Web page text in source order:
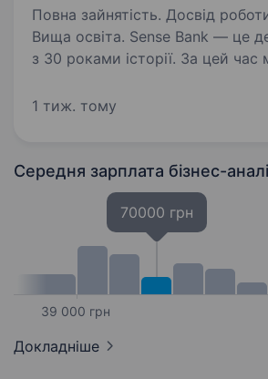
Повна зайнятість. Досвід
Вища освіта. Sense Bank — це державний банк
з 30 роками історії. За цей час
з 4000 людей, де кожен
1 тиж. тому
Середня зарплата бізнес-
39 000 грн
70000 грн
Докладніше